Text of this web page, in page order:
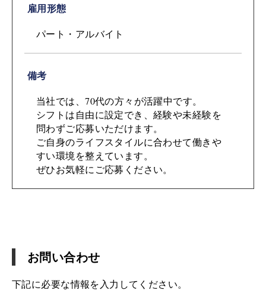
雇用形態
パート・アルバイト
備考
当社では、70代の方々が活躍中です。
シフトは自由に設定でき、経験や未経験を
問わずご応募いただけます。
ご自身のライフスタイルに合わせて働きや
すい環境を整えています。
ぜひお気軽にご応募ください。
お問い合わせ
下記に必要な情報を入力してください。